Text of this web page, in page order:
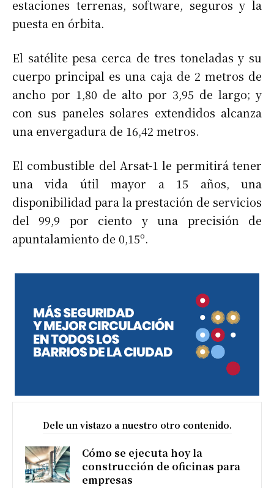
estaciones terrenas, software, seguros y la
puesta en órbita.
El satélite pesa cerca de tres toneladas y su
cuerpo principal es una caja de 2 metros de
ancho por 1,80 de alto por 3,95 de largo; y
con sus paneles solares extendidos alcanza
una envergadura de 16,42 metros.
El combustible del Arsat-1 le permitirá tener
una vida útil mayor a 15 años, una
disponibilidad para la prestación de servicios
del 99,9 por ciento y una precisión de
apuntalamiento de 0,15º.
Dele un vistazo a nuestro otro contenido.
Cómo se ejecuta hoy la
construcción de oficinas para
empresas